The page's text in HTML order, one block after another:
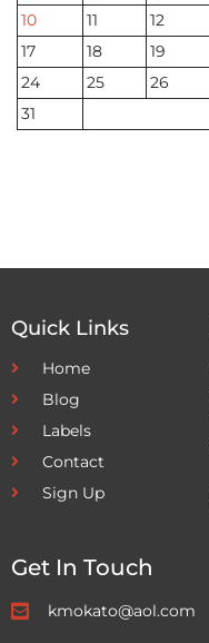
10
11 12
17
18 19
24
25 26
31
Quick Links
Home
Blog
Labels
Contact
Sign Up
Get In Touch
kmokato@aol.com